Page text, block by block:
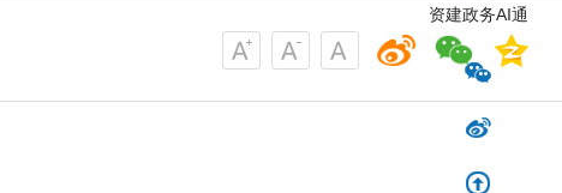
资建政务AI通